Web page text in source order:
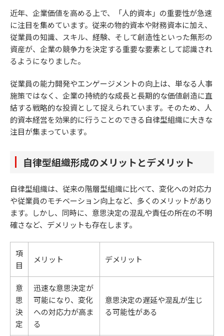
近年、企業価値を高める上で、「人的資本」の重要性が急速
に注目を集めています。従来の物的資本や財務資本に加え、
従業員の知識、スキル、経験、そして創造性といった無形の
資産が、企業の競争力を決定する重要な要素として認識され
るようになりました。
従業員の能力開発やエンゲージメントの向上は、単なる人事
施策ではなく、企業の持続的な成長と長期的な価値創造に直
結する戦略的な投資として捉えられています。そのため、人
的資本経営を効果的に行うことのできる自律型組織に大きな
注目が集まっています。
自律型組織形成のメリットとデメリット
自律型組織は、従来の階層型組織に比べて、変化への対応力
や従業員のモチベーション向上など、多くのメリットがあり
ます。しかし、同時に、意思決定の混乱や責任の所在の不明
確さなど、デメリットも存在します。
項
目
メリット デメリット
意
思
決
定
迅速な意思決定が
可能になり、変化
への対応力が高ま
る
意思決定の遅延や混乱が生じ
る可能性がある